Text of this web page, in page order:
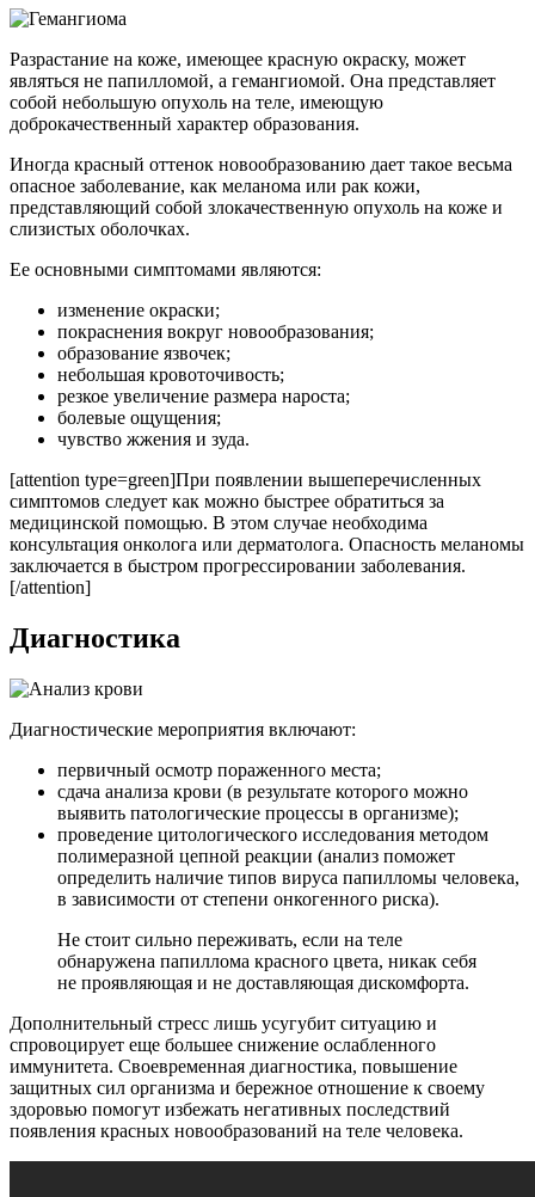
Разрастание на коже, имеющее красную окраску, может
являться не папилломой, а гемангиомой. Она представляет
собой небольшую опухоль на теле, имеющую
доброкачественный характер образования.
Иногда красный оттенок новообразованию дает такое весьма
опасное заболевание, как меланома или рак кожи,
представляющий собой злокачественную опухоль на коже и
слизистых оболочках.
Ее основными симптомами являются:
изменение окраски;
покраснения вокруг новообразования;
образование язвочек;
небольшая кровоточивость;
резкое увеличение размера нароста;
болевые ощущения;
чувство жжения и зуда.
[attention type=green]При появлении вышеперечисленных
симптомов следует как можно быстрее обратиться за
медицинской помощью. В этом случае необходима
консультация онколога или дерматолога. Опасность меланомы
заключается в быстром прогрессировании заболевания.
[/attention]
Диагностика
Диагностические мероприятия включают:
первичный осмотр пораженного места;
сдача анализа крови (в результате которого можно
выявить патологические процессы в организме);
проведение цитологического исследования методом
полимеразной цепной реакции (анализ поможет
определить наличие типов вируса папилломы человека,
в зависимости от степени онкогенного риска).
Не стоит сильно переживать, если на теле
обнаружена папиллома красного цвета, никак себя
не проявляющая и не доставляющая дискомфорта.
Дополнительный стресс лишь усугубит ситуацию и
спровоцирует еще большее снижение ослабленного
иммунитета. Своевременная диагностика, повышение
защитных сил организма и бережное отношение к своему
здоровью помогут избежать негативных последствий
появления красных новообразований на теле человека.